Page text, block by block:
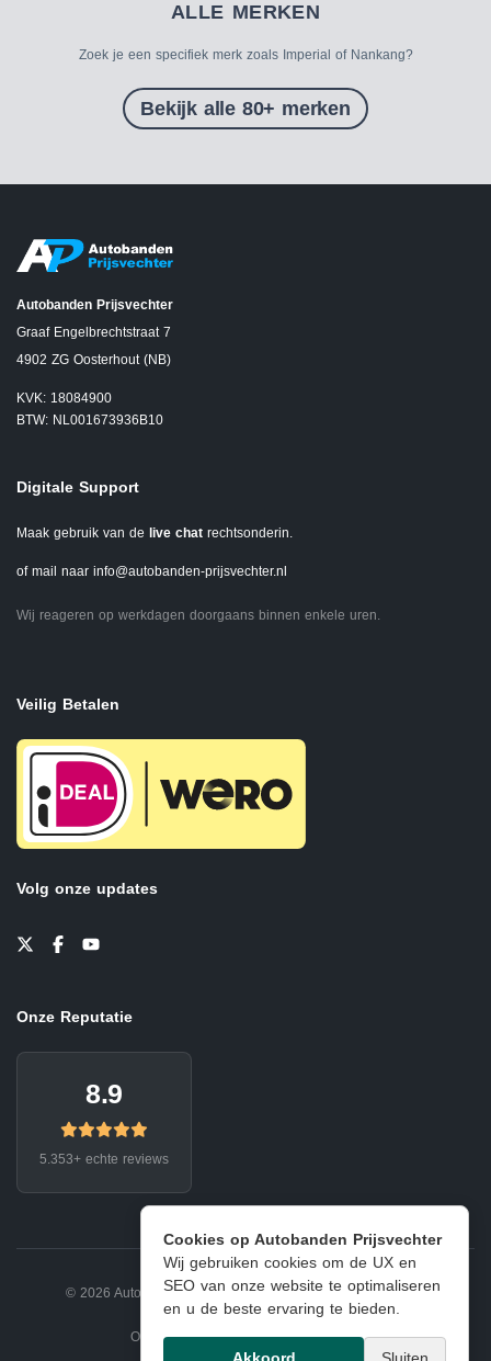
Cookies op Autobanden Prijsvechter
Wij gebruiken cookies om de UX en
SEO van onze website te optimaliseren
en u de beste ervaring te bieden.
ALLE MERKEN
Zoek je een specifiek merk zoals Imperial of Nankang?
Bekijk alle 80+ merken
Autobanden Prijsvechter
Graaf Engelbrechtstraat 7
4902 ZG Oosterhout (NB)
KVK: 18084900
BTW: NL001673936B10
Digitale Support
Maak gebruik van de live chat rechtsonderin.
of mail naar info@autobanden-prijsvechter.nl
Wij reageren op werkdagen doorgaans binnen enkele uren.
Veilig Betalen
Volg onze updates
Onze Reputatie
8.9
5.353+ echte reviews
© 2026 Autobanden Prijsvechter. Privacy | Voorwaarden
Onderdeel van EJ Banden Oosterhout